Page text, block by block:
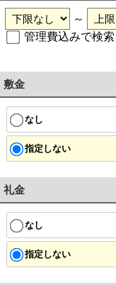
～
管理費込みで検索
敷金
なし
指定しない
礼金
なし
指定しない